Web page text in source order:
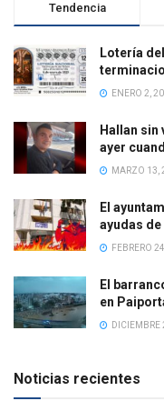
Tendencia
Lotería
ENERO 2,
Hallan
ayer
MARZO 13,
El
ayudas
FEBRERO
El
en
DICIEMBRE
Noticias recientes